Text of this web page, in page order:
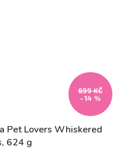
699 KČ
–14 %
Pet Lovers Whiskered
624 g